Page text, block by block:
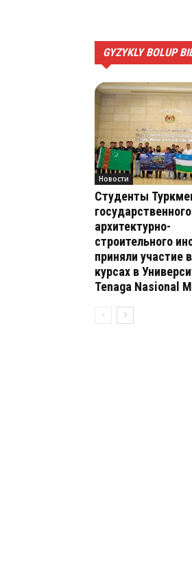
GYZYKLY BOLUP
Новости
Студенты
государственного
архитектурно-
строительного
приняли участие
курсах в
Tenaga Nasional